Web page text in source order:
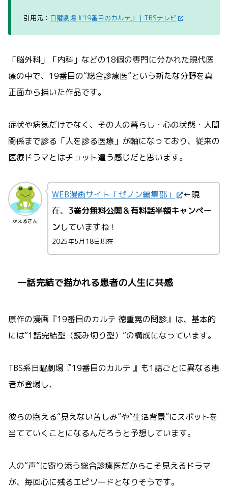
引用元： 日曜劇場『19番目のカルテ』｜TBSテレビ
「脳外科」「内科」などの18個の専門に分かれた現代医
療の中で、19番目の“総合診療医”という新たな分野を真
正面から描いた作品です。
症状や病気だけでなく、その人の暮らし・心の状態・人間
関係まで診る「人を診る医療」が軸になっており、従来の
医療ドラマとはチョット違う感じだと思います。
かえるさん
WEB漫画サイト「ゼノン編集部」
←現
在、 3巻分無料公開＆有料話半額キャンペー
ンしていますね！
2025年5月18日現在
一話完結で描かれる患者の人生に共感
原作の漫画『19番目のカルテ 徳重晃の問診』は、基本的
には”1話完結型（読み切り型）”の構成になっています。
TBS系日曜劇場『19番目のカルテ 』も1話ごとに異なる患
者が登場し、
彼らの抱える“見えない苦しみ”や“生活背景”にスポットを
当てていくことになるんだろうと予想しています。
人の“声”に寄り添う総合診療医だからこそ見えるドラマ
が、毎回心に残るエピソードとなりそうです。